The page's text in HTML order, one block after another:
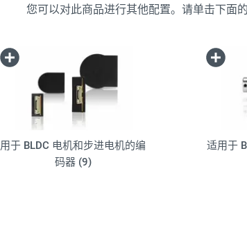
您可以对此商品进行其他配置。请单击下面
用于 BLDC 电机和步进电机的编
码器 (9)
适用于